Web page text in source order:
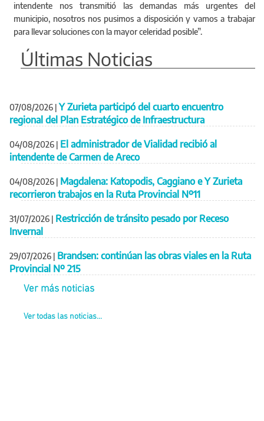
intendente nos transmitió las demandas más urgentes del
municipio, nosotros nos pusimos a disposición y vamos a trabajar
para llevar soluciones con la mayor celeridad posible”.
Últimas Noticias
07/08/2026 | Y Zurieta participó del cuarto encuentro
regional del Plan Estratégico de Infraestructura
04/08/2026 | El administrador de Vialidad recibió al
intendente de Carmen de Areco
04/08/2026 | Magdalena: Katopodis, Caggiano e Y Zurieta
recorrieron trabajos en la Ruta Provincial Nº11
31/07/2026 | Restricción de tránsito pesado por Receso
Invernal
29/07/2026 | Brandsen: continúan las obras viales en la Ruta
Provincial Nº 215
Ver más noticias
Ver todas las noticias...